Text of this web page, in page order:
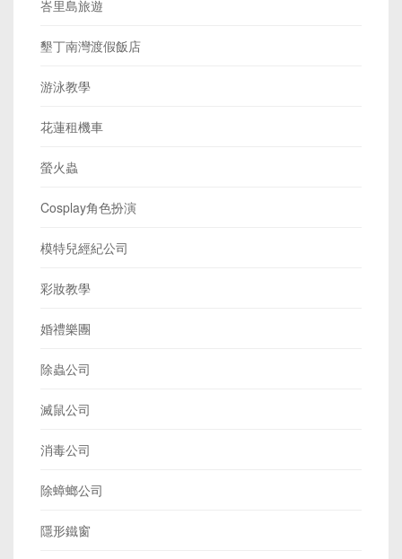
峇里島旅遊
墾丁南灣渡假飯店
游泳教學
花蓮租機車
螢火蟲
Cosplay角色扮演
模特兒經紀公司
彩妝教學
婚禮樂團
除蟲公司
滅鼠公司
消毒公司
除蟑螂公司
隱形鐵窗